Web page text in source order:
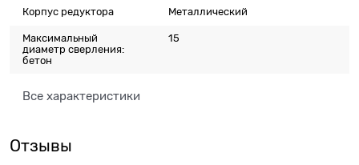
Корпус редуктора Металлический
Максимальный
диаметр сверления:
бетон
15
Все характеристики
Отзывы